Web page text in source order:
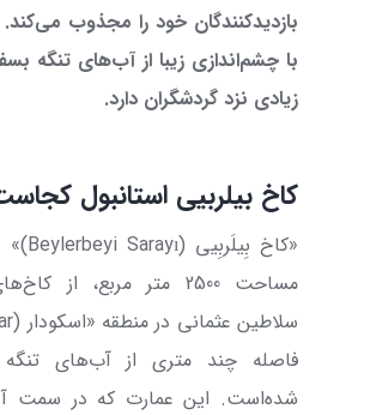
بازدیدکنندگان خود را مجذوب می‌کند.
با چشم‌اندازی زیبا از آب‌های تنگه
زیادی نزد گردشگران دارد.
کاخ بیلربیی استانبول
«کاخ بِیلَربِیی (Beylerbeyi Sarayı
)»
مساحت 2500 متر مربع، از
سلاطین عثمانی در منطقه «اسکودار (
فاصله چند متری از آب‌های تنگه
شده‌است. این عمارت که در سمت